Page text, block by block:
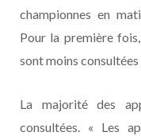
championnes en
Pour la première
sont moins consultées
La majorité des
consultées. « Les